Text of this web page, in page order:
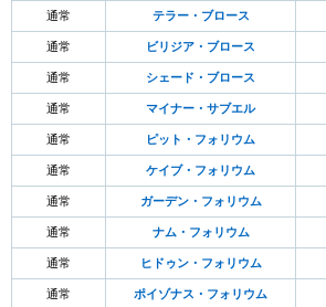
通常 テラー・ブロース
通常 ビリジア・ブロース
通常 シェード・ブロース
通常 マイナー・サブエル
通常 ピット・フォリウム
通常 ケイブ・フォリウム
通常 ガーデン・フォリウム
通常 ナム・フォリウム
通常 ヒドゥン・フォリウム
通常 ポイゾナス・フォリウム